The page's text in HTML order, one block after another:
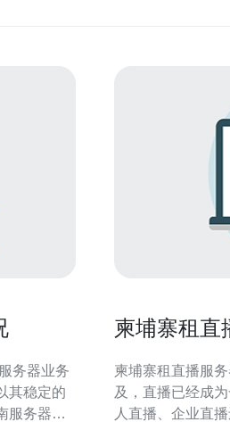
其稳定的
服务器在
柬埔寨租直
柬埔寨租直播服务器，
及，直播已经成
人直播、企业直